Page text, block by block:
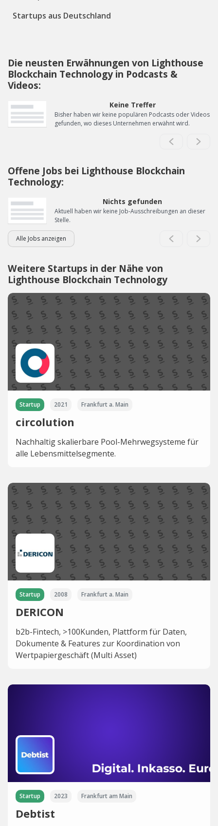
Startups aus Deutschland
Die neusten Erwähnungen von Lighthouse
Blockchain Technology in Podcasts &
Videos:
Keine Treffer
Bisher haben wir keine populären Podcasts oder Videos
gefunden, wo dieses Unternehmen erwähnt wird.
Offene Jobs bei Lighthouse Blockchain
Technology:
Nichts gefunden
Aktuell haben wir keine Job-Ausschreibungen an dieser
Stelle.
Alle Jobs anzeigen
Weitere Startups in der Nähe von
Lighthouse Blockchain Technology
Startup 2021 Frankfurt a. Main
circolution
Nachhaltig skalierbare Pool-Mehrwegsysteme für
alle Lebensmittelsegmente.
Startup 2008 Frankfurt a. Main
DERICON
b2b-Fintech, >100Kunden, Plattform für Daten,
Dokumente & Features zur Koordination von
Wertpapiergeschäft (Multi Asset)
Startup 2023 Frankfurt am Main
Debtist